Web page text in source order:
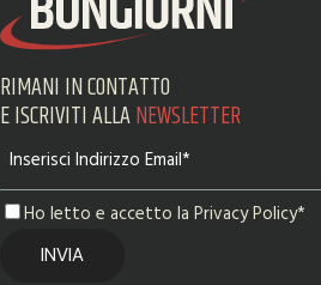
RIMANI IN CONTATTO
E ISCRIVITI ALLANEWSLETTER
Ho letto e accetto la Privacy Policy*